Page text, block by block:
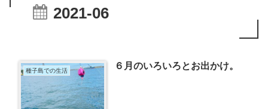
2021-06
種子島での生活 ６月のいろいろとお出かけ。